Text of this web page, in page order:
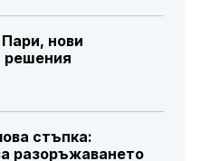
нови
решения
стъпка:
разоръжаването